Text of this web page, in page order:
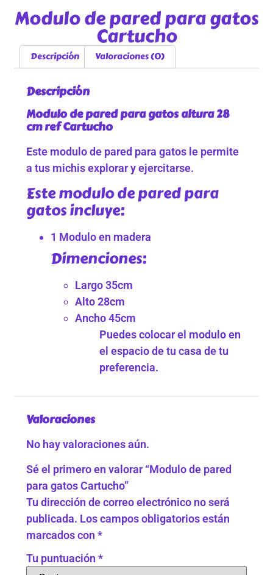
Modulo de pared para gatos
Cartucho
Descripción Valoraciones (0)
Descripción
Modulo de pared para gatos altura 28
cm ref Cartucho
Este modulo de pared para gatos le permite
a tus michis explorar y ejercitarse.
Este modulo de pared para
gatos incluye:
1 Modulo en madera
Dimenciones:
Largo 35cm
Alto 28cm
Ancho 45cm
Puedes colocar el modulo en
el espacio de tu casa de tu
preferencia.
Valoraciones
No hay valoraciones aún.
Sé el primero en valorar “Modulo de pared
para gatos Cartucho”
Tu dirección de correo electrónico no será
publicada. Los campos obligatorios están
marcados con*
Tu puntuación*